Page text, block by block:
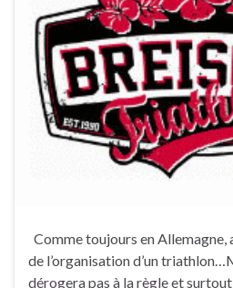
Comme toujours en Allemagne,
de l’organisation d’un
dérogera pas à la règle et